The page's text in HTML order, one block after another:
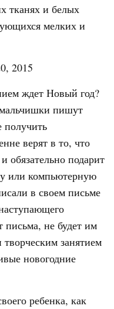
тканях и белых
мелких и
2015
ждет Новый год?
пишут
получить
верят в то, что
обязательно подарит
или компьютерную
в своем письме
не будет им
занятием
новогодние
ребенка, как